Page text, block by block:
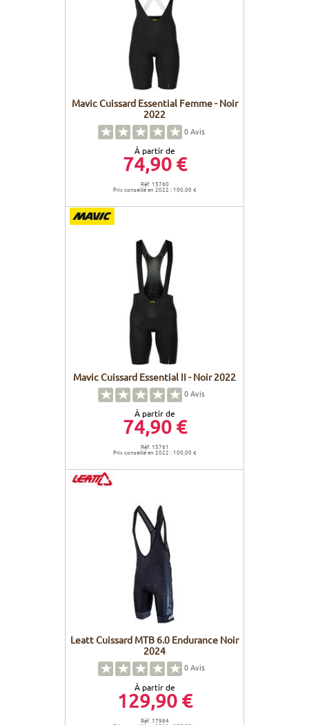
Mavic Cuissard Essential Femme - Noir
2022
0Avis
À partir de
74,90 €
Réf. 15760
Prix conseillé en 2022 : 100,00 €
Mavic Cuissard Essential II - Noir 2022
0Avis
À partir de
74,90 €
Réf. 15761
Prix conseillé en 2022 : 100,00 €
Leatt Cuissard MTB 6.0 Endurance Noir
2024
0Avis
À partir de
129,90 €
Réf. 17984